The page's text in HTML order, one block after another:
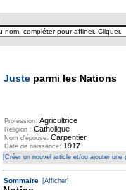
Juste parmi les Nations
Profession: Agricultrice
Religion : Catholique
Nom d'épouse: Carpentier
Date de naissance: 1917
[Créer un nouvel article et/ou ajouter une
Sommaire [Afficher]